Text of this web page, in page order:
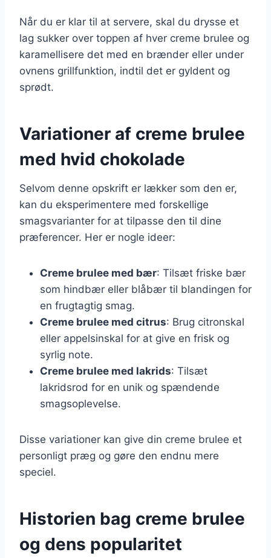
Når du er klar til at servere, skal du drysse et
lag sukker over toppen af hver creme brulee og
karamellisere det med en brænder eller under
ovnens grillfunktion, indtil det er gyldent og
sprødt.
Variationer af creme brulee
med hvid chokolade
Selvom denne opskrift er lækker som den er,
kan du eksperimentere med forskellige
smagsvarianter for at tilpasse den til dine
præferencer. Her er nogle ideer:
Creme brulee med bær: Tilsæt friske bær
som hindbær eller blåbær til blandingen for
en frugtagtig smag.
Creme brulee med citrus: Brug citronskal
eller appelsinskal for at give en frisk og
syrlig note.
Creme brulee med lakrids: Tilsæt
lakridsrod for en unik og spændende
smagsoplevelse.
Disse variationer kan give din creme brulee et
personligt præg og gøre den endnu mere
speciel.
Historien bag creme brulee
og dens popularitet